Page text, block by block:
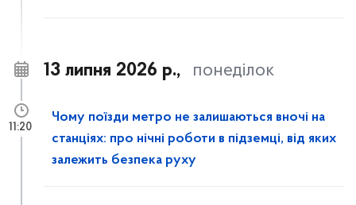
13 липня 2026 р., понеділок
Чому поїзди метро не залишаються вночі на
станціях: про нічні роботи в підземці, від яких
залежить безпека руху
11:20